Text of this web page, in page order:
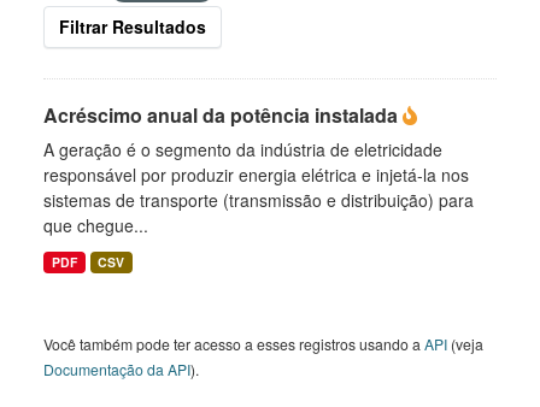
Filtrar Resultados
Acréscimo anual da potência instalada
A geração é o segmento da indústria de eletricidade
responsável por produzir energia elétrica e injetá-la nos
sistemas de transporte (transmissão e distribuição) para
que chegue...
PDF CSV
Você também pode ter acesso a esses registros usando a API (veja
Documentação da API).